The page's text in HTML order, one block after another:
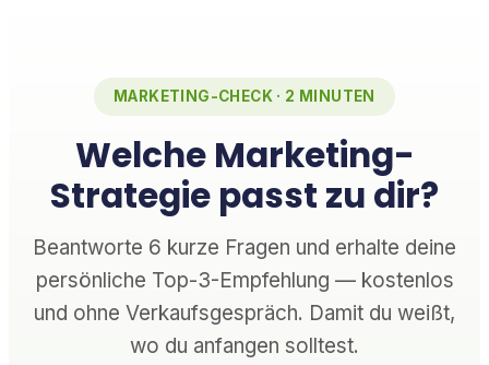
MARKETING-CHECK · 2 MINUTEN
Welche Marketing-
Strategie passt zu dir?
Beantworte 6 kurze Fragen und erhalte deine
persönliche Top-3-Empfehlung — kostenlos
und ohne Verkaufsgespräch. Damit du weißt,
wo du anfangen solltest.